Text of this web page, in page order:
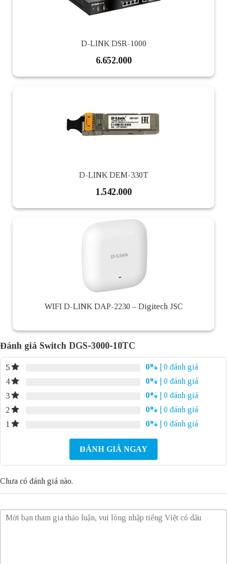
D-LINK DSR-1000
6.652.000
D-LINK DEM-330T
1.542.000
WIFI D-LINK DAP-2230 – Digitech JSC
Đánh giá Switch DGS-3000-10TC
5 0%
| 0 đánh giá
4
0%
| 0 đánh giá
3
0%
| 0 đánh giá
2
0%
| 0 đánh giá
1
0% | 0 đánh giá
ĐÁNH GIÁ NGAY
Chưa có đánh giá nào.